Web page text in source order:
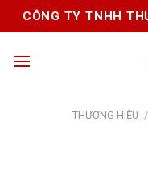
Skip
to
CÔNG TY TNHH
THƯƠNG HIỆU /